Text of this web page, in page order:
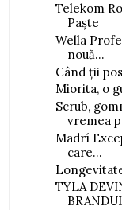
Telekom
Paște
Wella
nouă...
Când ții
Miorita, o
Scrub,
vremea
Madrí
care...
TYLA